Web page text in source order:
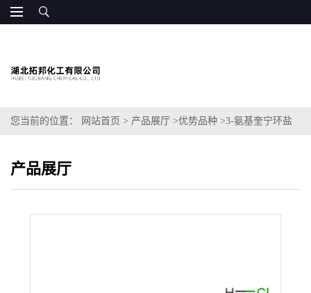
您当前的位置： 网站首页 > 产品展厅 >优势品种 >3-氨基奎宁环盐
产品展厅